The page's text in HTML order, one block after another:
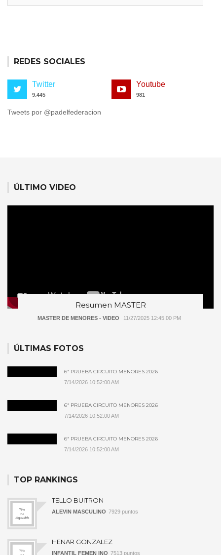
REDES SOCIALES
Twitter
9.445
Youtube
981
Tweets por @padelfederacion
ÚLTIMO VIDEO
Resumen MASTER
MASTER DE MENORES - VIDEO 11/27/2025 12:45:00 PM
ÚLTIMAS FOTOS
6ª PRUEBA CIRCUITO MENORES 2026
7/14/2026 10:52:00 AM
6ª PRUEBA CIRCUITO MENORES 2026
7/14/2026 10:52:00 AM
6ª PRUEBA CIRCUITO MENORES 2026
7/14/2026 10:52:00 AM
TOP RANKINGS
TELLO BUITRON
ALEVIN MASCULINO 7929 puntos
HENAR GONZALEZ
INFANTIL FEMEN INO 7513 puntos